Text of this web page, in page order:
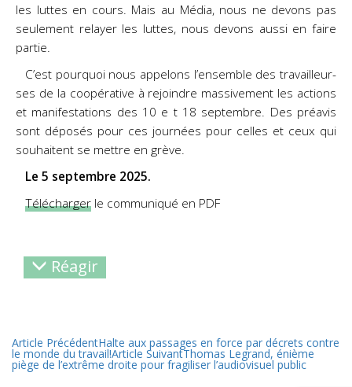
les luttes en cours. Mais au Média, nous ne devons pas
seulement relayer les luttes, nous devons aussi en faire
partie.
C’est pourquoi nous appelons l’ensemble des travailleur-
ses de la coopérative à rejoindre massivement les actions
et manifestations des 10 e t 18 septembre. Des préavis
sont déposés pour ces journées pour celles et ceux qui
souhaitent se mettre en grève.
Le 5 septembre 2025.
Télécharger le communiqué en PDF
Réagir
Article PrécédentHalte aux passages en force par décrets contre
le monde du travail!Article SuivantThomas Legrand, énième
piège de l’extrême droite pour fragiliser l’audiovisuel public